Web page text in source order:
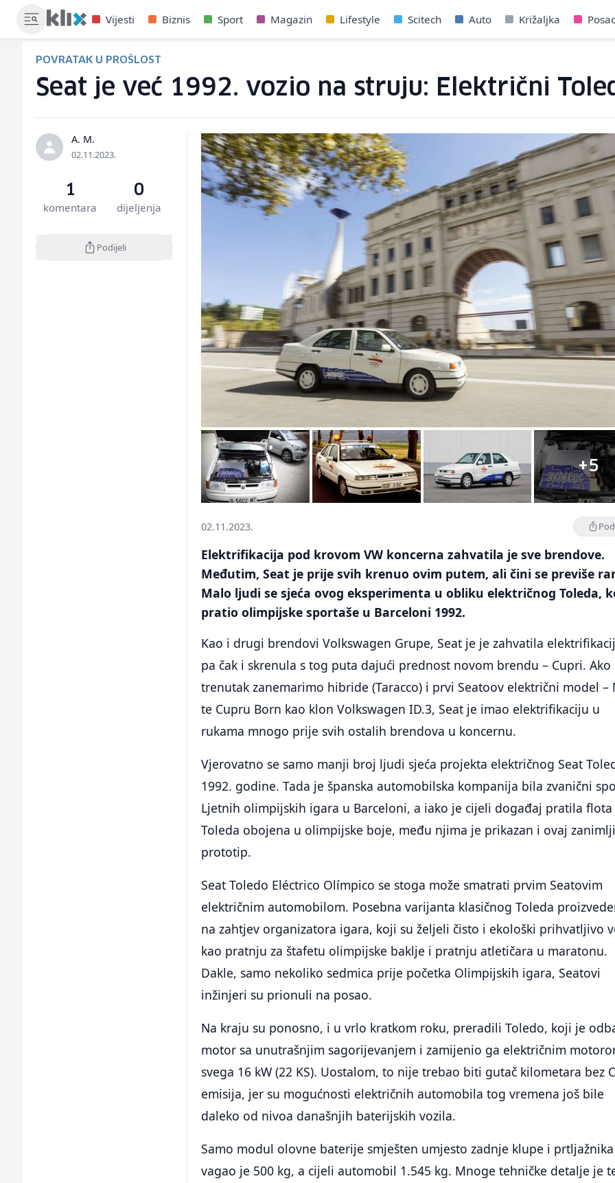
Vijesti Biznis Sport Magazin Lifestyle Scitech Auto Križaljka
POVRATAK U PROŠLOST
Seat je već 1992. vozio na struju: Električni
A. M.
02.11.2023.
1
komentara
0
dijeljenja
Podijeli
+5
02.11.2023.
Elektrifikacija pod krovom VW koncerna zahvatila je sve brendove.
Međutim, Seat je prije svih krenuo ovim putem, ali čini se previše
Malo ljudi se sjeća ovog eksperimenta u obliku električnog Toleda,
pratio olimpijske sportaše u Barceloni 1992.
Kao i drugi brendovi Volkswagen Grupe, Seat je je zahvatila
pa čak i skrenula s tog puta dajući prednost novom brendu – Cupri. Ako
trenutak zanemarimo hibride (Taracco) i prvi Seatoov električni model –
te Cupru Born kao klon Volkswagen ID.3, Seat je imao elektrifikaciju u
rukama mnogo prije svih ostalih brendova u koncernu.
Vjerovatno se samo manji broj ljudi sjeća projekta električnog Seat
1992. godine. Tada je španska automobilska kompanija bila zvanični
Ljetnih olimpijskih igara u Barceloni, a iako je cijeli događaj pratila flota
Toleda obojena u olimpijske boje, među njima je prikazan i ovaj
prototip.
Seat Toledo Eléctrico Olímpico se stoga može smatrati prvim Seatovim
električnim automobilom. Posebna varijanta klasičnog Toleda
na zahtjev organizatora igara, koji su željeli čisto i ekološki prihvatljivo
kao pratnju za štafetu olimpijske baklje i pratnju atletičara u maratonu.
Dakle, samo nekoliko sedmica prije početka Olimpijskih igara, Seatovi
inžinjeri su prionuli na posao.
Na kraju su ponosno, i u vrlo kratkom roku, preradili Toledo, koji je
motor sa unutrašnjim sagorijevanjem i zamijenio ga električnim
svega 16 kW (22 KS). Uostalom, to nije trebao biti gutač kilometara bez
emisija, jer su mogućnosti električnih automobila tog vremena još bile
daleko od nivoa današnjih baterijskih vozila.
Samo modul olovne baterije smješten umjesto zadnje klupe i prtljažnika
vagao je 500 kg, a cijeli automobil 1.545 kg. Mnoge tehničke detalje je